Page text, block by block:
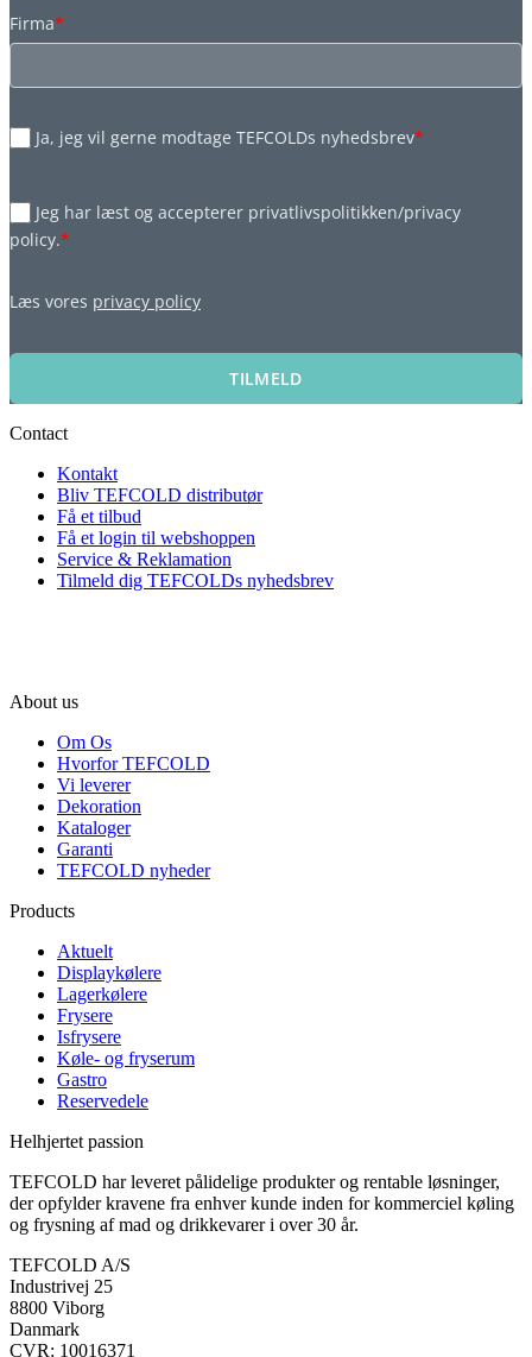
Firma*
Ja, jeg vil gerne modtage TEFCOLDs nyhedsbrev*
Jeg har læst og accepterer privatlivspolitikken/privacy
policy.*
Læs vores privacy policy
TILMELD
Contact
Kontakt
Bliv TEFCOLD distributør
Få et tilbud
Få et login til webshoppen
Service & Reklamation
Tilmeld dig TEFCOLDs nyhedsbrev
About us
Om Os
Hvorfor TEFCOLD
Vi leverer
Dekoration
Kataloger
Garanti
TEFCOLD nyheder
Products
Aktuelt
Displaykølere
Lagerkølere
Frysere
Isfrysere
Køle- og fryserum
Gastro
Reservedele
Helhjertet passion
TEFCOLD har leveret pålidelige produkter og rentable løsninger,
der opfylder kravene fra enhver kunde inden for kommerciel køling
og frysning af mad og drikkevarer i over 30 år.
TEFCOLD A/S
Industrivej 25
8800 Viborg
Danmark
CVR: 10016371